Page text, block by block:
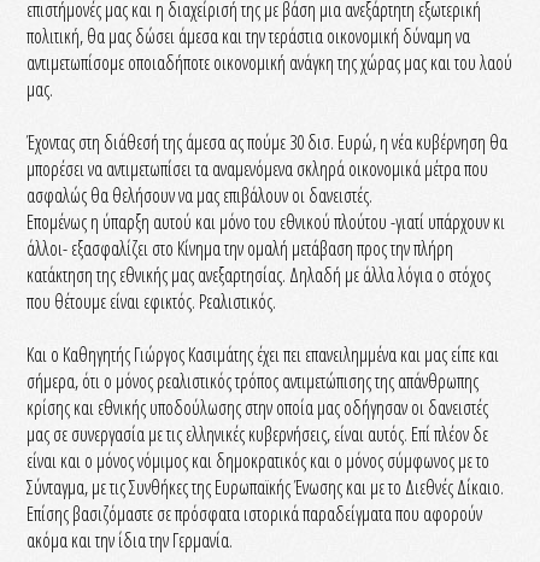
επιστήμονές μας και η διαχείρισή της με βάση μια ανεξάρτητη εξωτερική
πολιτική, θα μας δώσει άμεσα και την τεράστια οικονομική δύναμη να
αντιμετωπίσομε οποιαδήποτε οικονομική ανάγκη της χώρας μας και του λαού
μας.
Έχοντας στη διάθεσή της άμεσα ας πούμε 30 δισ. Ευρώ, η νέα κυβέρνηση θα
μπορέσει να αντιμετωπίσει τα αναμενόμενα σκληρά οικονομικά μέτρα που
ασφαλώς θα θελήσουν να μας επιβάλουν οι δανειστές.
Επομένως η ύπαρξη αυτού και μόνο του εθνικού πλούτου -γιατί υπάρχουν κι
άλλοι- εξασφαλίζει στο Κίνημα την ομαλή μετάβαση προς την πλήρη
κατάκτηση της εθνικής μας ανεξαρτησίας. Δηλαδή με άλλα λόγια ο στόχος
που θέτουμε είναι εφικτός. Ρεαλιστικός.
Και ο Καθηγητής Γιώργος Κασιμάτης έχει πει επανειλημμένα και μας είπε και
σήμερα, ότι ο μόνος ρεαλιστικός τρόπος αντιμετώπισης της απάνθρωπης
κρίσης και εθνικής υποδούλωσης στην οποία μας οδήγησαν οι δανειστές
μας σε συνεργασία με τις ελληνικές κυβερνήσεις, είναι αυτός. Επί πλέον δε
είναι και ο μόνος νόμιμος και δημοκρατικός και ο μόνος σύμφωνος με το
Σύνταγμα, με τις Συνθήκες της Ευρωπαϊκής Ένωσης και με το Διεθνές Δίκαιο.
Επίσης βασιζόμαστε σε πρόσφατα ιστορικά παραδείγματα που αφορούν
ακόμα και την ίδια την Γερμανία.